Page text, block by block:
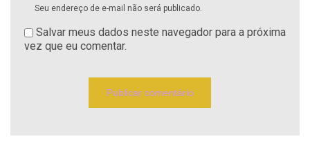
Seu endereço de e-mail não será publicado.
Salvar meus dados neste navegador para a próxima
vez que eu comentar.